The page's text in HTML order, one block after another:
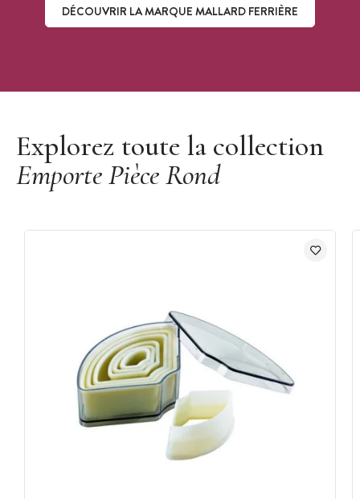
DÉCOUVRIR LA MARQUE MALLARD FERRIÈRE
Explorez toute la collection
Emporte Pièce Rond